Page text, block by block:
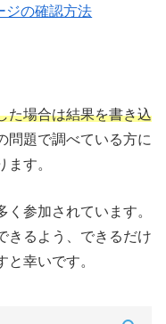
ジの確認方法
た場合は結果を書き込
問題で調べている方に
す。
参加されています。
きるよう、できるだけ
幸いです。